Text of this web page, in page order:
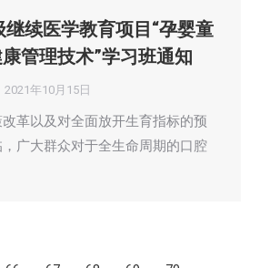
续医学教育项目“孕婴童
管理技术”学习班通知
2021年10月15日
革以及对全面放开生育指标的预
广大群众对于全生命周期的口腔